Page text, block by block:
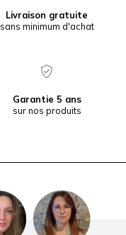
Livraison gratuite
sans minimum d'achat
Garantie 5 ans
sur nos produits